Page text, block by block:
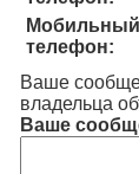
Мобильный
телефон:
Ваше
владельца
Ваше